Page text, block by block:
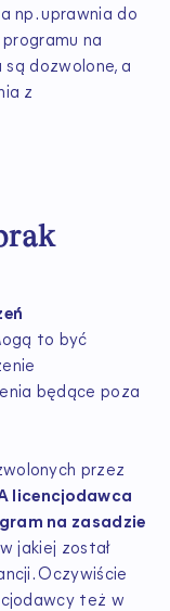
np. uprawnia do
na
są dozwolone, a
z
to być
będące poza
przez
licencjodawca
na zasadzie
jakiej został
Oczywiście
też w